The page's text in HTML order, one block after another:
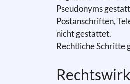
Pseudonyms
Postanschriften,
nicht gestattet.
Rechtliche Schritte